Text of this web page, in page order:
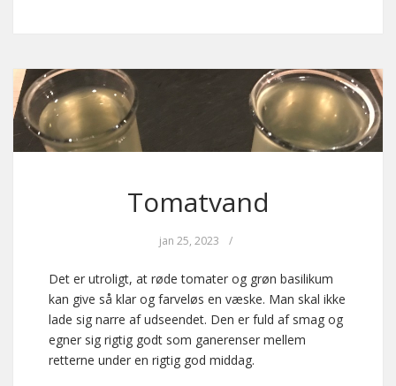
Tomatvand
jan 25, 2023 /
Det er utroligt, at røde tomater og grøn basilikum
kan give så klar og farveløs en væske. Man skal ikke
lade sig narre af udseendet. Den er fuld af smag og
egner sig rigtig godt som ganerenser mellem
retterne under en rigtig god middag.